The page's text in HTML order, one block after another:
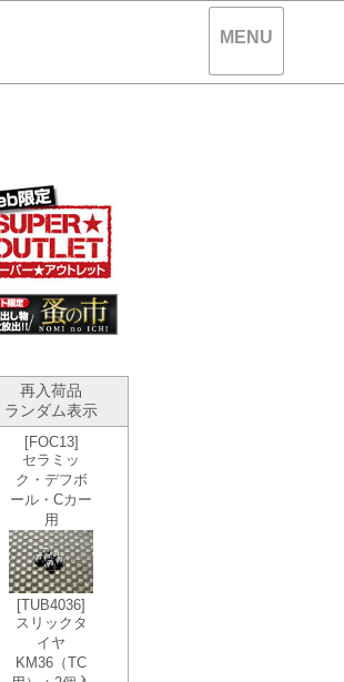
MENU
再入荷品
ランダム表示